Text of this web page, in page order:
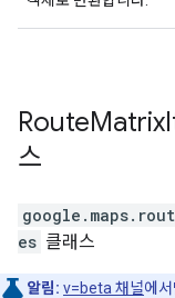
RouteMatrix
스
es 클래스
알림: v=beta 채널에